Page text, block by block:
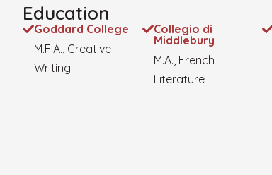
Education
Goddard College
M.F.A., Creative
Writing
Collegio di
Middlebury
M.A., French
Literature